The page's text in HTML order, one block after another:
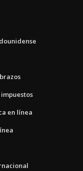
en línea